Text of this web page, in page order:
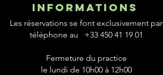
informations
Les réservations se font exclusivement par
téléphone au +33 450 41 19 01
Fermeture du practice
le lundi de 10h00 à 12h00